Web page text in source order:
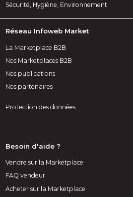
Sécurité, Hygiène, Environnement
Réseau Infoweb Market
La Marketplace B2B
Nos Marketplaces B2B
Nos publications
Nos partenaires
Protection des données
Besoin d'aide ?
Vendre sur la Marketplace
FAQ vendeur
Acheter sur la Marketplace